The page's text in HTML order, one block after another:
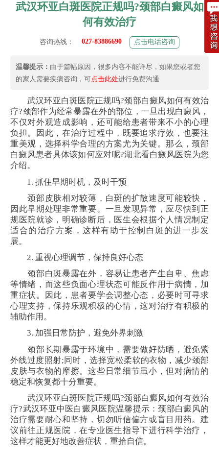
武汉环亚白斑医院正规吗?颈部白癜风如
何有效治疗
咨询热线： 027-83886690 点击电话咨询
温馨提示： 由于篇幅原因，很多内容不能详尽，如果您或者您
的家人需要疾病咨询，可点击此处进行免费沟通
武汉环亚白斑医院正规吗?颈部白癜风如何有效治
疗?颈部作为经常暴露在外的部位，一旦出现白癜风，
不仅对外观造成影响，还可能给患者带来不小的心理
负担。因此，在治疗过程中，既要追求疗效，也要注
重美观，选择科学合理的方案尤为关键。那么，颈部
白癜风患者具体该如何应对呢?湖北看白癜风医院为您
介绍。
1. 抓住早期时机，及时干预
颈部皮肤相对较薄，白斑的扩散速度可能较快，
因此早期处理非常重要。一旦发现异常，应尽快到正
规医院就诊，明确诊断后，医生会根据个人情况制定
适合的治疗方案，这样有助于控制白斑的进一步发
展。
2. 重视心理调节，保持良好心态
颈部白斑暴露在外，容易让患者产生自卑、焦虑
等情绪，而这些负面心理状态可能反作用于病情，加
重症状。因此，患者要学会调整心态，必要时可寻求
心理支持，保持乐观积极的心情，这对治疗有积极的
辅助作用。
3. 加强日常防护，避免外界刺激
颈部长期暴露于环境中，需要做好防晒，避免紫
外线过度照射;同时，选择宽松柔软的衣物，减少颈部
皮肤与衣物的摩擦。这些日常细节虽小，但对病情的
稳定和恢复都十分重要。
武汉环亚白斑医院正规吗?颈部白癜风如何有效治
疗?武汉环亚中医白癜风医院温馨提示：颈部白癜风的
治疗需要耐心和坚持，切勿听信偏方或盲目用药。建
议前往正规医院，在专业医生指导下进行科学治疗，
这样才能更好地改善症状，重拾自信。